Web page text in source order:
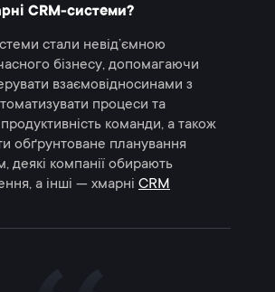
CRM-системи?
стали невід’ємною
бізнесу, допомагаючи
взаємовідносинами з
процеси та
команди, а також
обґрунтоване планування
деякі компанії обирають
а інші — хмарні CRM